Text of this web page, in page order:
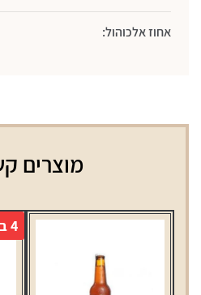
אחוז אלכוהול:
מוצרים
4 ב 39